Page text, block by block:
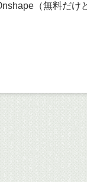
（無料だけ